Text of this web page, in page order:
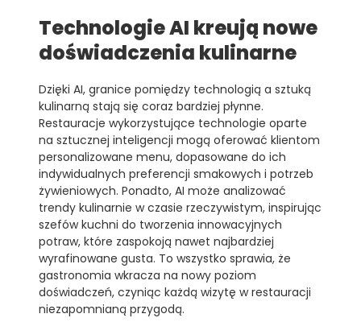
Technologie AI kreują nowe
doświadczenia kulinarne
Dzięki AI, granice pomiędzy technologią a sztuką
kulinarną stają się coraz bardziej płynne.
Restauracje wykorzystujące technologie oparte
na sztucznej inteligencji mogą oferować klientom
personalizowane menu, dopasowane do ich
indywidualnych preferencji smakowych i potrzeb
żywieniowych. Ponadto, AI może analizować
trendy kulinarnie w czasie rzeczywistym, inspirując
szefów kuchni do tworzenia innowacyjnych
potraw, które zaspokoją nawet najbardziej
wyrafinowane gusta. To wszystko sprawia, że
gastronomia wkracza na nowy poziom
doświadczeń, czyniąc każdą wizytę w restauracji
niezapomnianą przygodą.